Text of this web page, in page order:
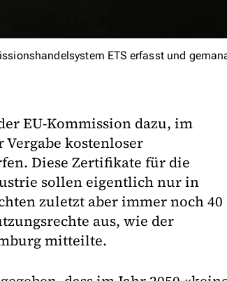
ETS erfasst und
EU-Kommission dazu, im
kostenloser
Diese Zertifikate für die
sollen eigentlich nur in
zuletzt aber immer noch 40
aus, wie der
mitteilte.